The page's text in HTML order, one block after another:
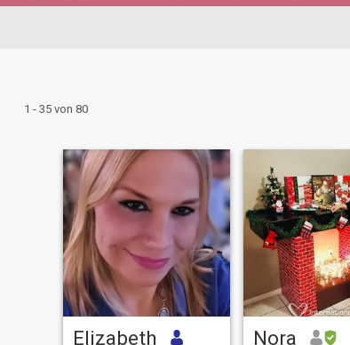
1 - 35 von 80
Elizabeth Nora